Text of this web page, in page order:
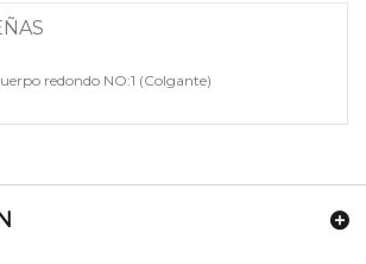
redondo NO:1 (Colgante)